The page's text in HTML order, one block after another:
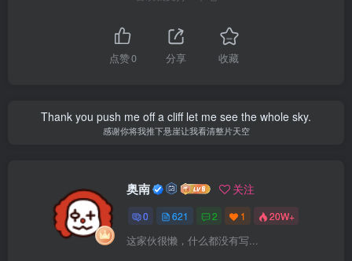
点赞0 分享 收藏
Thank you push me off a cliff let me see the whole sky.
感谢你将我推下悬崖让我看清整片天空
奥南 关注
0 621 2 1 20W+
这家伙很懒，什么都没有写...